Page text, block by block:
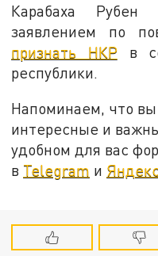
Карабаха
заявлением по
признать НКРв
республики.
Напоминаем, что
интересные и
удобном для вас
в Telegram и